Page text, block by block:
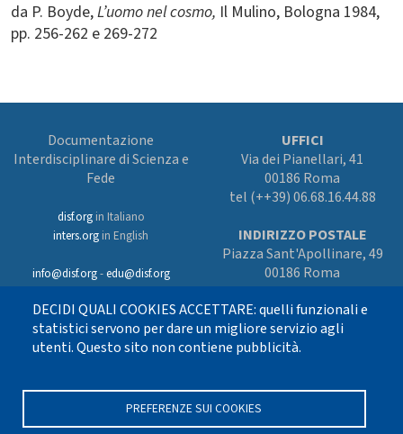
da P. Boyde,L’uomo nel cosmo, Il Mulino, Bologna 1984,
pp. 256-262 e 269-272
Documentazione
Interdisciplinare di Scienza e
Fede
disf.orgin Italiano
inters.org in English
info@disf.org-edu@disf.org
UFFICI
Via dei Pianellari, 41
00186 Roma
tel (++39) 06.68.16.44.88
INDIRIZZO POSTALE
Piazza Sant'Apollinare, 49
00186 Roma
In collaborazione
con il Servizio
nazionale della CEI
per il progetto
cattolica
DECIDI QUALI COOKIES ACCETTARE: quelli funzionali e
statistici servono per dare un migliore servizio agli
utenti. Questo sito non contiene pubblicità.
PREFERENZE SUI COOKIES